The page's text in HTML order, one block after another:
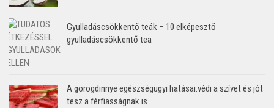
Gyulladáscsökkentő teák – 10 elképesztő
gyulladáscsökkentő tea
A görögdinnye egészségügyi hatásai:védi a szívet és jót
tesz a férfiasságnak is